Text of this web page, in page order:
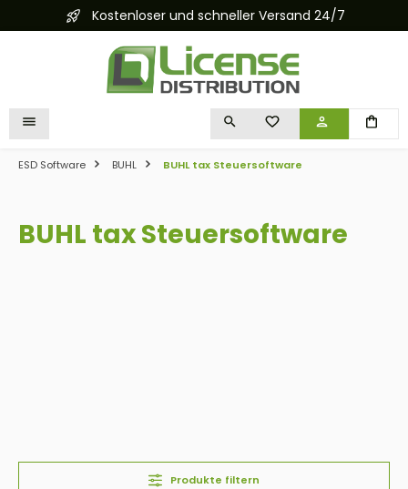
springenKostenloser und schneller Versand 24/7
DU HAST 0 PRODUKTE
ESD Software BUHL BUHL tax Steuersoftware
BUHL tax Steuersoftware
Produkte filtern